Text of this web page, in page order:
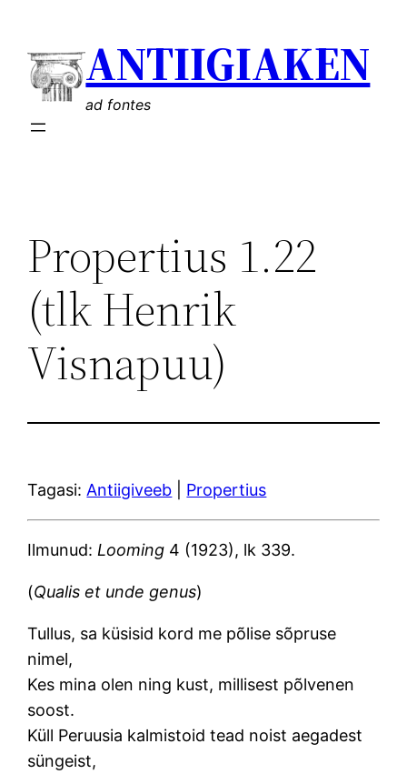
sisu
juurde
ANTIIGIAKEN
ad fontes
Propertius 1.22
(tlk Henrik
Visnapuu)
Tagasi: Antiigiveeb Propertius
Ilmunud: Looming 4 (1923), lk 339.
(Qualis et unde genus)
Tullus, sa küsisid kord me põlise sõpruse
nimel,
Kes mina olen ning kust, millisest põlvenen
soost.
Küll Peruusia kalmistoid tead noist aegadest
süngeist,